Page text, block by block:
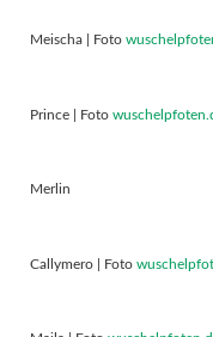
Meischa | Foto
Prince | Foto
Merlin
Callymero | Foto